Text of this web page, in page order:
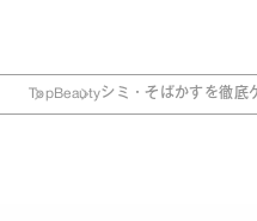
TopBeautyシミ・そばかすを徹底